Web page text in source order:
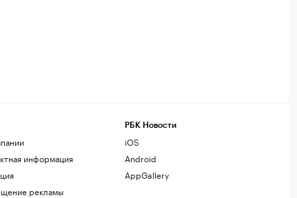
информация
рекламы
РБК Новости
iOS
Android
AppGallery